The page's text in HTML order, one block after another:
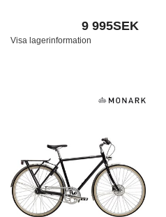
9 995SEK
Visa lagerinformation